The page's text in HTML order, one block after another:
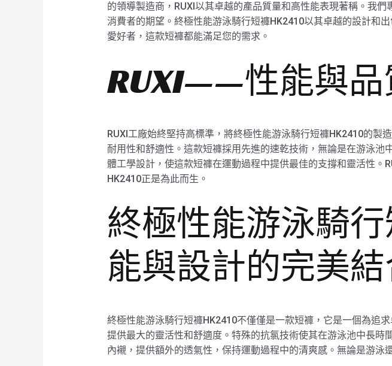
的領導製造商，RUXI以其卓越的產品質量和高性能表現著稱。我
消費者的期望。終極性能游泳騎行短褲HK2410以其卓越的設計和
愛好者，這款短褲都能滿足您的需求。
RUXI——性能與品
RUXI工廠始終堅持高標準，將終極性能游泳騎行短褲HK2410的
耐用性和舒適性。這款短褲採用先進的速乾技術，無論是在游泳
體工學設計，使這款短褲在運動過程中提供最佳的支撐和靈活性
HK2410正是為此而生。
終極性能游泳騎
能與設計的完美
終極性能游泳騎行短褲HK2410不僅僅是一款短褲，它是一個為追
提供最大的靈活性和舒適度。特殊的抗氯技術使其在游泳池中長
內襯，提供額外的透氣性，保持運動過程中的清爽感。無論是游